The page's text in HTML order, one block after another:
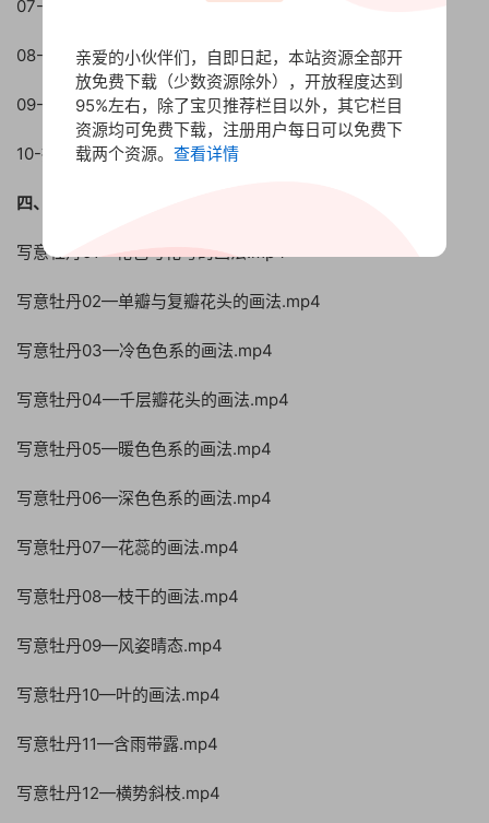
07-繁复而细腻的形式.mp4
08-高雅色调的形式.mp4
09-水墨淋漓的形式.mp4
10-抽象变形的形式.mp4
四、崔国庆写意牡丹课程（共15讲）
写意牡丹01—花苞与花萼的画法.mp4
写意牡丹02—单瓣与复瓣花头的画法.mp4
写意牡丹03—冷色色系的画法.mp4
写意牡丹04—千层瓣花头的画法.mp4
写意牡丹05—暖色色系的画法.mp4
写意牡丹06—深色色系的画法.mp4
写意牡丹07—花蕊的画法.mp4
写意牡丹08—枝干的画法.mp4
写意牡丹09—风姿晴态.mp4
写意牡丹10—叶的画法.mp4
写意牡丹11—含雨带露.mp4
写意牡丹12—横势斜枝.mp4
亲爱的小伙伴们，自即日起，本站资源全部开
放免费下载（少数资源除外），开放程度达到
95%左右，除了宝贝推荐栏目以外，其它栏目
资源均可免费下载，注册用户每日可以免费下
载两个资源。 查看详情